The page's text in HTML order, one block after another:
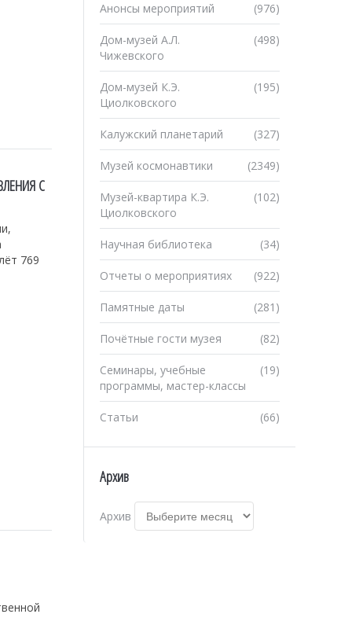
С
769
(976)
Анонсы мероприятий
(498)
Дом-музей А.Л.
Чижевского
(195)
Дом-музей К.Э.
Циолковского
(327)
Калужский планетарий
(2349)
Музей космонавтики
(102)
Музей-квартира К.Э.
Циолковского
(34)
Научная библиотека
(922)
Отчеты о мероприятиях
(281)
Памятные даты
(82)
Почётные гости музея
(19)
Семинары, учебные
программы, мастер-классы
(66)
Статьи
Архив
Архив